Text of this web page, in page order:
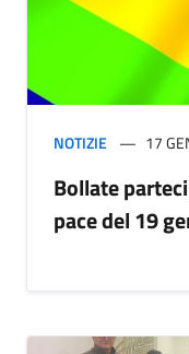
NOTIZIE 17
Bollate
pace del 19